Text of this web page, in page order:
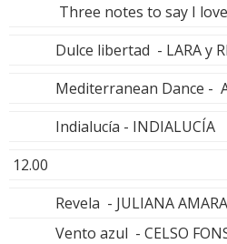
Three notes to say I
Dulce libertad - LARA y
Mediterranean Dance -
Indialucía - INDIALUCÍA
12.00
Revela - JULIANA
Vento azul - CELSO